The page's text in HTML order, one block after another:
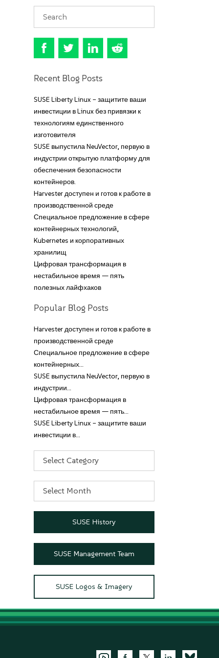
Recent Blog Posts
SUSE Liberty Linux – защитите ваши
инвестиции в Linux без привязки к
технологиям единственного
изготовителя
SUSE выпустила NeuVector, первую в
индустрии открытую платформу для
обеспечения безопасности
контейнеров.
Harvester доступен и готов к работе в
производственной среде
Специальное предложение в сфере
контейнерных технологий,
Kubernetes и корпоративных
хранилищ
Цифровая трансформация в
нестабильное время — пять
полезных лайфхаков
Popular Blog Posts
Harvester доступен и готов к работе в
производственной среде
Специальное предложение в сфере
контейнерных…
SUSE выпустила NeuVector, первую в
индустрии…
Цифровая трансформация в
нестабильное время — пять…
SUSE Liberty Linux – защитите ваши
инвестиции в…
SUSE History
SUSE Management Team
SUSE Logos & Imagery